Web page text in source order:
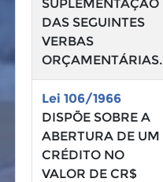
SUPLEMENTAÇÃO
DAS SEGUINTES
VERBAS
ORÇAMENTÁRIAS.
Lei 106/1966
DISPÕE SOBRE A
ABERTURA DE UM
CRÉDITO NO
VALOR DE CR$